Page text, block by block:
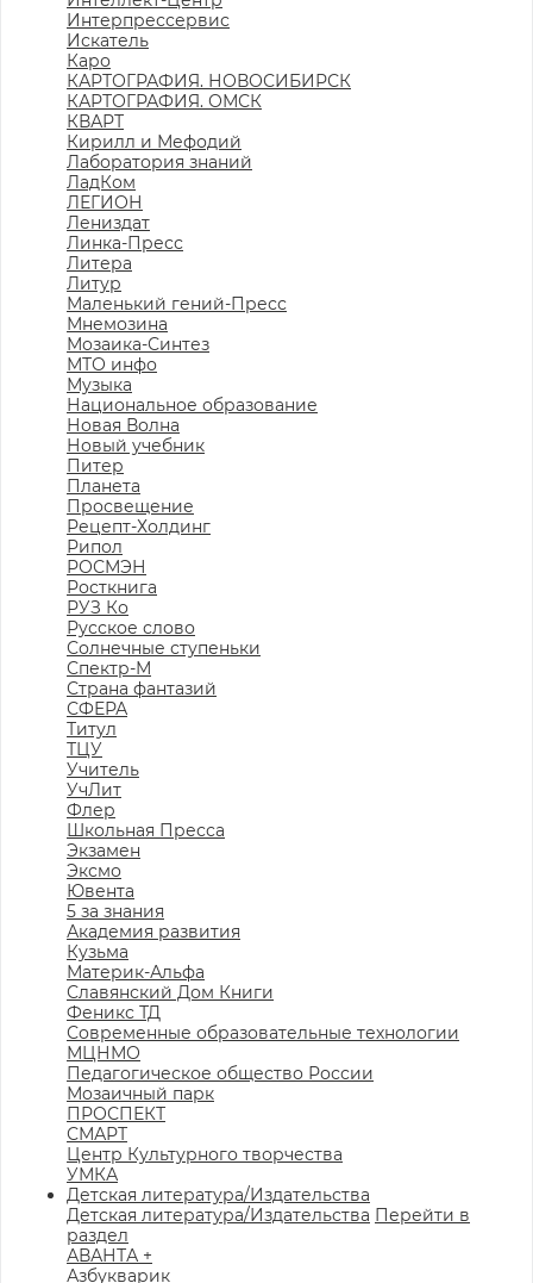
Интерпрессервис
Искатель
Каро
КАРТОГРАФИЯ. НОВОСИБИРСК
КАРТОГРАФИЯ. ОМСК
КВАРТ
Кирилл и Мефодий
Лаборатория знаний
ЛадКом
ЛЕГИОН
Лениздат
Линка-Пресс
Литера
Литур
Маленький гений-Пресс
Мнемозина
Мозаика-Синтез
МТО инфо
Музыка
Национальное образование
Новая Волна
Новый учебник
Питер
Планета
Просвещение
Рецепт-Холдинг
Рипол
РОСМЭН
Росткнига
РУЗ Ко
Русское слово
Солнечные ступеньки
Спектр-М
Страна фантазий
СФЕРА
Титул
ТЦУ
Учитель
УчЛит
Флер
Школьная Пресса
Экзамен
Эксмо
Ювента
5 за знания
Академия развития
Кузьма
Материк-Альфа
Славянский Дом Книги
Феникс ТД
Современные образовательные технологии
МЦНМО
Педагогическое общество России
Мозаичный парк
ПРОСПЕКТ
СМАРТ
Центр Культурного творчества
УМКА
Детская литература/Издательства
Детская литература/Издательства Перейти в
раздел
АВАНТА +
Азбукварик